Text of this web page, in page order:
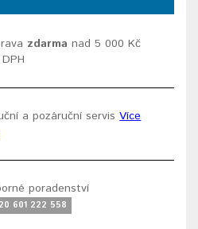
zdarma nad 5 000 Kč
a pozáruční servisVíce
poradenství
601 222 558